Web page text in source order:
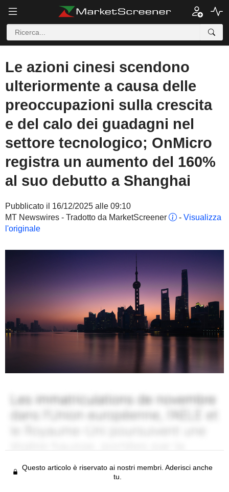
Le azioni cinesi scendono
ulteriormente a causa delle
preoccupazioni sulla crescita
e del calo dei guadagni nel
settore tecnologico; OnMicro
registra un aumento del 160%
al suo debutto a Shanghai
Pubblicato il 16/12/2025 alle 09:10
MT Newswires - Tradotto da MarketScreener
- Visualizza
l'originale
Questo articolo è riservato ai nostri membri. Aderisci anche
tu.